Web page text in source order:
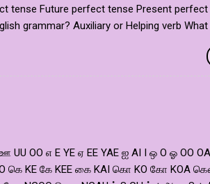
tense Future perfect tense Present
grammar? Auxiliary or Helping verb
காலநிலையில் பேசும்போது இந்த tenses
in there English grammar? Type of tense
UU OO எ E YE ஏ EE YAE ஐ AI I ஒ O ஓ OO
கெ KE கே KEE கை KAI கொ KO கோ KOA